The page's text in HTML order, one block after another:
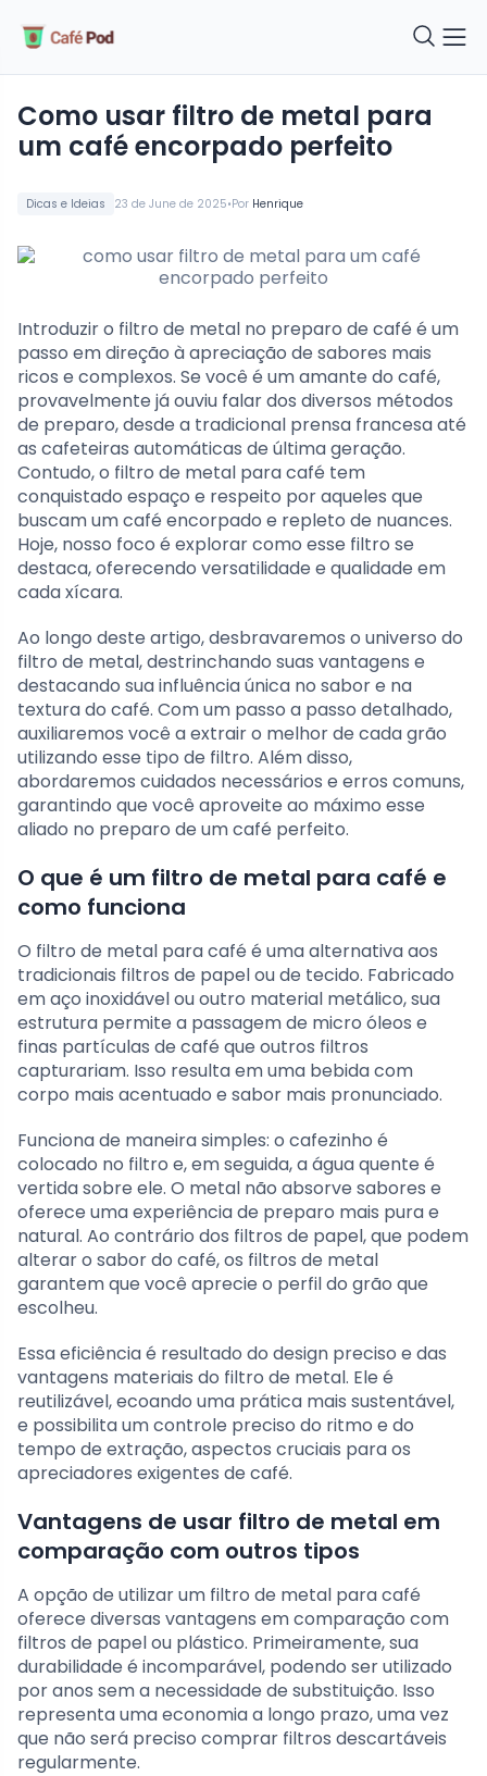
Dicas e Ideias 23 de June de 2025•Por Henrique
como usar filtro de metal para
um café encorpado perfeito
Introduzir o filtro de metal no preparo de café é um
passo em direção à apreciação de sabores mais
ricos e complexos. Se você é um amante do café,
provavelmente já ouviu falar dos diversos métodos
de preparo, desde a tradicional prensa francesa até
as cafeteiras automáticas de última geração.
Contudo, o filtro de metal para café tem
conquistado espaço e respeito por aqueles que
buscam um café encorpado e repleto de nuances.
Hoje, nosso foco é explorar como esse filtro se
destaca, oferecendo versatilidade e qualidade em
cada xícara.
Ao longo deste artigo, desbravaremos o universo do
filtro de metal, destrinchando suas vantagens e
destacando sua influência única no sabor e na
textura do café. Com um passo a passo detalhado,
auxiliaremos você a extrair o melhor de cada grão
utilizando esse tipo de filtro. Além disso,
abordaremos cuidados necessários e erros comuns,
garantindo que você aproveite ao máximo esse
aliado no preparo de um café perfeito.
O que é um filtro de metal para café e
como funciona
O filtro de metal para café é uma alternativa aos
tradicionais filtros de papel ou de tecido. Fabricado
em aço inoxidável ou outro material metálico, sua
estrutura permite a passagem de micro óleos e
finas partículas de café que outros filtros
capturariam. Isso resulta em uma bebida com
corpo mais acentuado e sabor mais pronunciado.
Funciona de maneira simples: o cafezinho é
colocado no filtro e, em seguida, a água quente é
vertida sobre ele. O metal não absorve sabores e
oferece uma experiência de preparo mais pura e
natural. Ao contrário dos filtros de papel, que podem
alterar o sabor do café, os filtros de metal
garantem que você aprecie o perfil do grão que
escolheu.
Essa eficiência é resultado do design preciso e das
vantagens materiais do filtro de metal. Ele é
reutilizável, ecoando uma prática mais sustentável,
e possibilita um controle preciso do ritmo e do
tempo de extração, aspectos cruciais para os
apreciadores exigentes de café.
Vantagens de usar filtro de metal em
comparação com outros tipos
A opção de utilizar um filtro de metal para café
oferece diversas vantagens em comparação com
filtros de papel ou plástico. Primeiramente, sua
durabilidade é incomparável, podendo ser utilizado
por anos sem a necessidade de substituição. Isso
representa uma economia a longo prazo, uma vez
que não será preciso comprar filtros descartáveis
regularmente.